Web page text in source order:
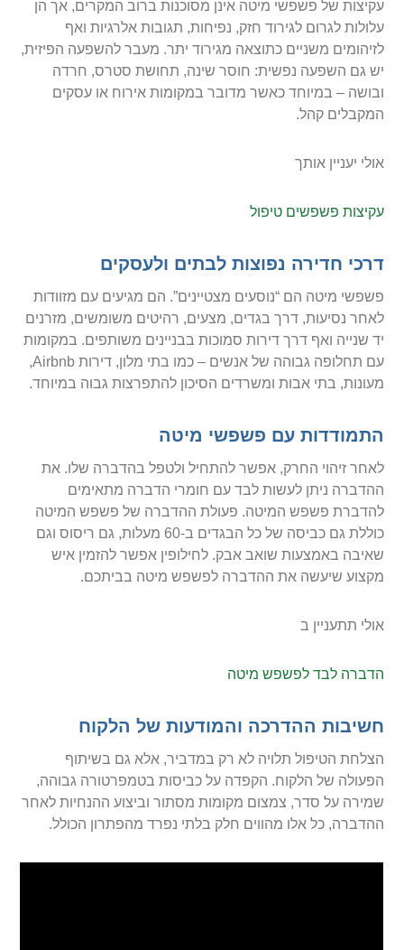
עקיצות של פשפשי מיטה אינן מסוכנות ברוב המקרים, אך הן
עלולות לגרום לגירוד חזק, נפיחות, תגובות אלרגיות ואף
לזיהומים משניים כתוצאה מגירוד יתר. מעבר להשפעה הפיזית,
יש גם השפעה נפשית: חוסר שינה, תחושת סטרס, חרדה
ובושה – במיוחד כאשר מדובר במקומות אירוח או עסקים
המקבלים קהל.
אולי יעניין אותך
עקיצות פשפשים טיפול
דרכי חדירה נפוצות לבתים ולעסקים
פשפשי מיטה הם “נוסעים מצטיינים”. הם מגיעים עם מזוודות
לאחר נסיעות, דרך בגדים, מצעים, רהיטים משומשים, מזרנים
יד שנייה ואף דרך דירות סמוכות בבניינים משותפים. במקומות
עם תחלופה גבוהה של אנשים – כמו בתי מלון, דירות Airbnb,
מעונות, בתי אבות ומשרדים הסיכון להתפרצות גבוה במיוחד.
התמודדות עם פשפשי מיטה
לאחר זיהוי החרק, אפשר להתחיל ולטפל בהדברה שלו. את
ההדברה ניתן לעשות לבד עם חומרי הדברה מתאימים
להדברת פשפש המיטה. פעולת ההדברה של פשפש המיטה
כוללת גם כביסה של כל הבגדים ב-60 מעלות, גם ריסוס וגם
שאיבה באמצעות שואב אבק. לחילופין אפשר להזמין איש
מקצוע שיעשה את ההדברה לפשפש מיטה בביתכם.
אולי תתעניין ב
הדברה לבד לפשפש מיטה
חשיבות ההדרכה והמודעות של הלקוח
הצלחת הטיפול תלויה לא רק במדביר, אלא גם בשיתוף
הפעולה של הלקוח. הקפדה על כביסות בטמפרטורה גבוהה,
שמירה על סדר, צמצום מקומות מסתור וביצוע ההנחיות לאחר
ההדברה, כל אלו מהווים חלק בלתי נפרד מהפתרון הכולל.